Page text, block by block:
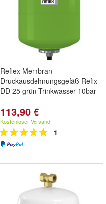
Reflex Membran
Druckausdehnungsgefäß Refix
DD 25 grün Trinkwasser 10bar
113,90 €
Kostenloser Versand
1